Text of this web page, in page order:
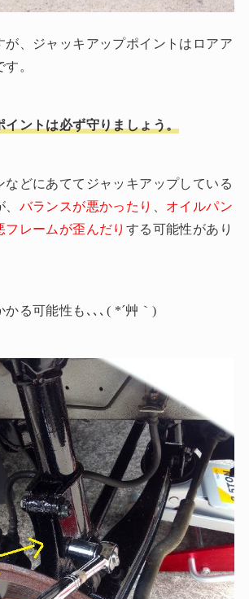
が、ジャッキアップポイントはロアア
。
ントは必ず守りましょう。
などにあててジャッキアップしている
バランスが悪かったり
オイルパン
フレームが歪んだり する可能性があり
る可能性も､､､( *´艸｀)